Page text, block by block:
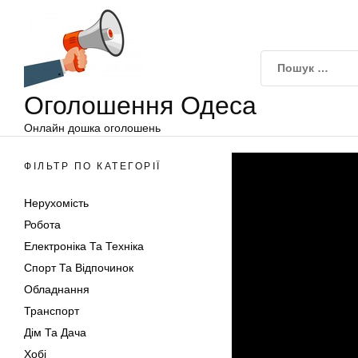
Оголошення Одеса
Онлайн дошка оголошень
ФІЛЬТР ПО КАТЕГОРІЇ
Нерухомість
Робота
Електроніка Та Техніка
Спорт Та Відпочинок
Обладнання
Транспорт
Дім Та Дача
Хобі